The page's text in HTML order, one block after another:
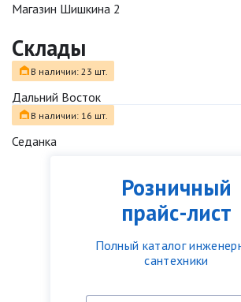
Розничный
прайс-лист
Полный каталог
сантехники
Магазин Шишкина 2
Склады
В наличии: 23 шт.
Дальний Восток
В наличии: 16 шт.
Седанка